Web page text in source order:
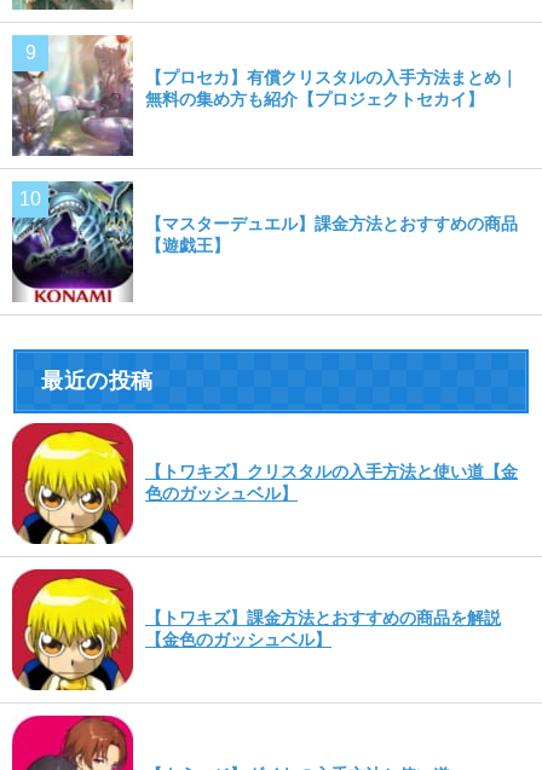
【プロセカ】有償クリスタルの入手方法まとめ｜
無料の集め方も紹介【プロジェクトセカイ】
【マスターデュエル】課金方法とおすすめの商品
【遊戯王】
最近の投稿
【トワキズ】クリスタルの入手方法と使い道【金
色のガッシュベル】
【トワキズ】課金方法とおすすめの商品を解説
【金色のガッシュベル】